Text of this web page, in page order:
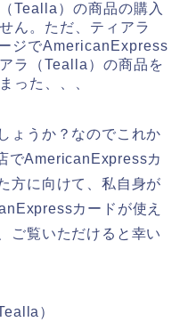
Tealla）の商品の購入
ん。ただ、ティアラ
ジでAmericanExpress
ラ（Tealla）の商品を
った、、、
ょうか？なのでこれか
でAmericanExpressカ
方に向けて、私自身が
カードが使え
ご覧いただけると幸い
）